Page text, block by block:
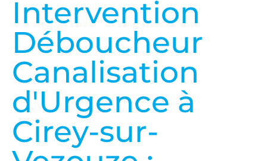
Intervention
Déboucheur
Canalisation
d'Urgence à
Cirey-sur-